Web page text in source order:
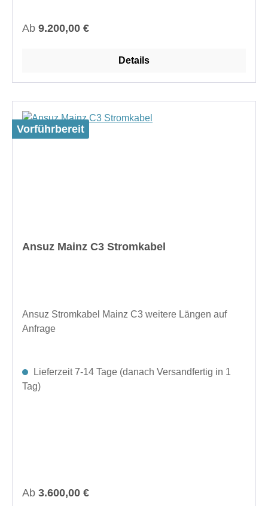
Regulärer Preis:
Ab 9.200,00 €
Details
Vorführbereit
Ansuz Mainz C3 Stromkabel
Ansuz Stromkabel Mainz C3 weitere Längen auf
Anfrage
Lieferzeit 7-14 Tage (danach Versandfertig in 1
Tag)
Regulärer Preis:
Ab 3.600,00 €